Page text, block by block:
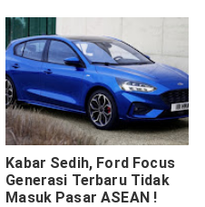
Kabar Sedih, Ford Focus
Generasi Terbaru Tidak
Masuk Pasar ASEAN !